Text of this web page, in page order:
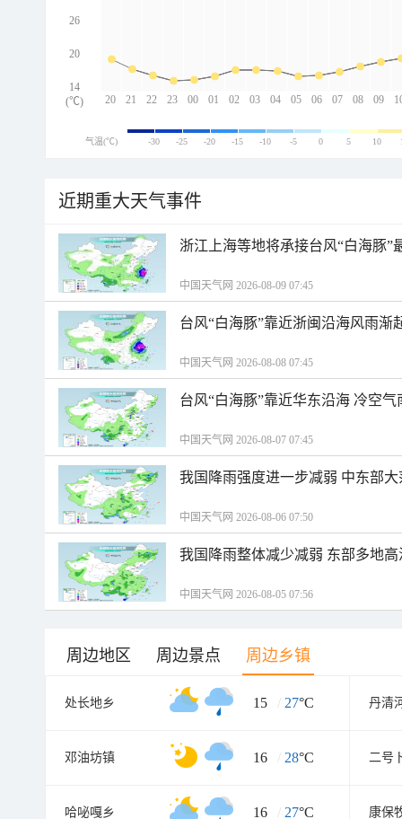
20 21 22 23 00 01 02 03 04 05 06 07 08 09
26
20
14
(℃)
气温(℃) -30 -25 -20 -15 -10 -5 0 5 10
近期重大天气事件
浙江上海等地将承接台风“白海豚”
中国天气网 2026-08-09 07:45
台风“白海豚”靠近浙闽沿海风雨渐
中国天气网 2026-08-08 07:45
台风“白海豚”靠近华东沿海 冷空
中国天气网 2026-08-07 07:45
我国降雨强度进一步减弱 中东部
中国天气网 2026-08-06 07:50
我国降雨整体减少减弱 东部多地
中国天气网 2026-08-05 07:56
周边地区 周边景点 周边乡镇
处长地乡 15 / 27°C 丹清
邓油坊镇 16 / 28°C 二号
哈咇嘎乡 16 / 27°C 康保